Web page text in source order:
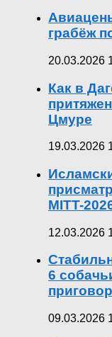
грабёж
20.03.2026
Как в
Цмуре
19.03.2026
MITT-
12.03.2026
6
09.03.2026